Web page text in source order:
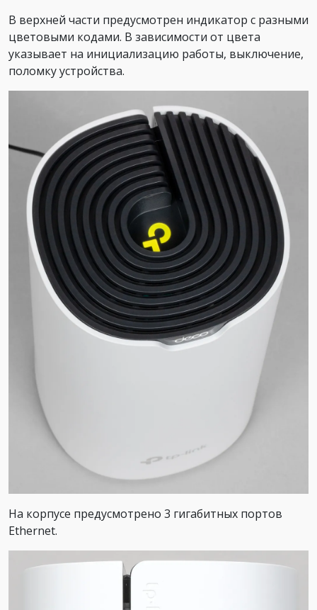
В верхней части предусмотрен индикатор с разными
цветовыми кодами. В зависимости от цвета
указывает на инициализацию работы, выключение,
поломку устройства.
На корпусе предусмотрено 3 гигабитных портов
Ethernet.